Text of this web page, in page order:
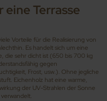
eine Terrasse
Vorteile für die Realisierung von
Es handelt sich um eine
die sehr dicht ist (650 bis 700 kg
gegen
Frost, usw.). Ohne jegliche
Eichenholz hat eine warme,
der UV-Strahlen der Sonne